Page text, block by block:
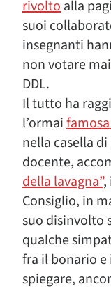
rivoltoalla
suoi
insegnanti
non votare
DDL.
Il tutto ha
l’ormai
nella casella
docente,
della lavagna”,
Consiglio, in
suo disinvolto
qualche
fra il bonario
spiegare,